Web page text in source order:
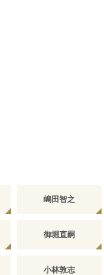
嶋田智之
御堀直嗣
小林敦志